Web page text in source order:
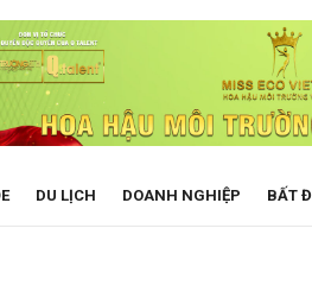
DU LỊCH DOANH NGHIỆP BẤT